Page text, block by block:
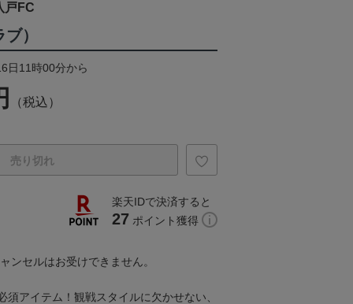
戸FC
）
日11時00分から
（税込）
売り切れ
楽天IDで決済すると
27 ポイント獲得
ンセルはお受けできません。
須アイテム！観戦スタイルに欠かせない、